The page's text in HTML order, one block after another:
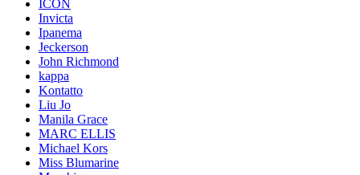
ICON
Invicta
Ipanema
Jeckerson
John Richmond
kappa
Kontatto
Liu Jo
Manila Grace
MARC ELLIS
Michael Kors
Miss Blumarine